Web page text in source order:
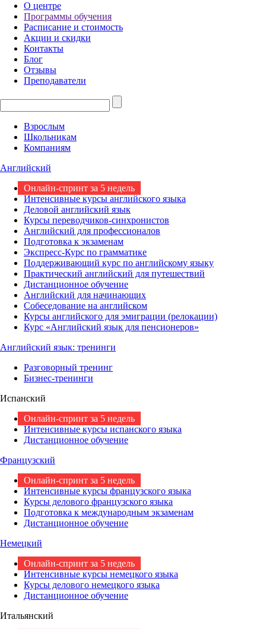
О центре
Программы обучения
Расписание и стоимость
Акции и скидки
Контакты
Блог
Отзывы
Преподаватели
Взрослым
Школьникам
Компаниям
Английский
Онлайн-спринт за 5 недель
Интенсивные курсы английского языка
Деловой английский язык
Курсы переводчиков-синхронистов
Английский для профессионалов
Подготовка к экзаменам
Экспресс-Курс по грамматике
Поддерживающий курс по английскому языку
Практический английский для путешествий
Дистанционное обучение
Английский для начинающих
Собеседование на английском
Курсы английского для эмиграции (релокации)
Курс «Английский язык для пенсионеров»
Английский язык: тренинги
Разговорный тренинг
Бизнес-тренинги
Испанский
Онлайн-спринт за 5 недель
Интенсивные курсы испанского языка
Дистанционное обучение
Французский
Онлайн-спринт за 5 недель
Интенсивные курсы французского языка
Курсы делового французского языка
Подготовка к международным экзаменам
Дистанционное обучение
Немецкий
Онлайн-спринт за 5 недель
Интенсивные курсы немецкого языка
Курсы делового немецкого языка
Дистанционное обучение
Итальянский